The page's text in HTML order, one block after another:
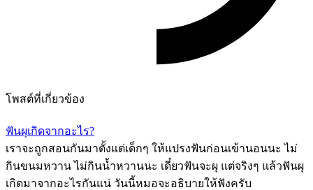
โพสต์ที่เกี่ยวข้อง
ฟันผุเกิดจากอะไร?
เราจะถูกสอนกันมาตั้งแต่เด็กๆ ให้แปรงฟันก่อนเข้านอนนะ ไม่
กินขนมหวาน ไม่กินน้ำหวานนะ เดี๋ยวฟันจะผุ แต่จริงๆ แล้วฟันผุ
เกิดมาจากอะไรกันแน่ วันนี้หมอจะอธิบายให้ฟังครับ